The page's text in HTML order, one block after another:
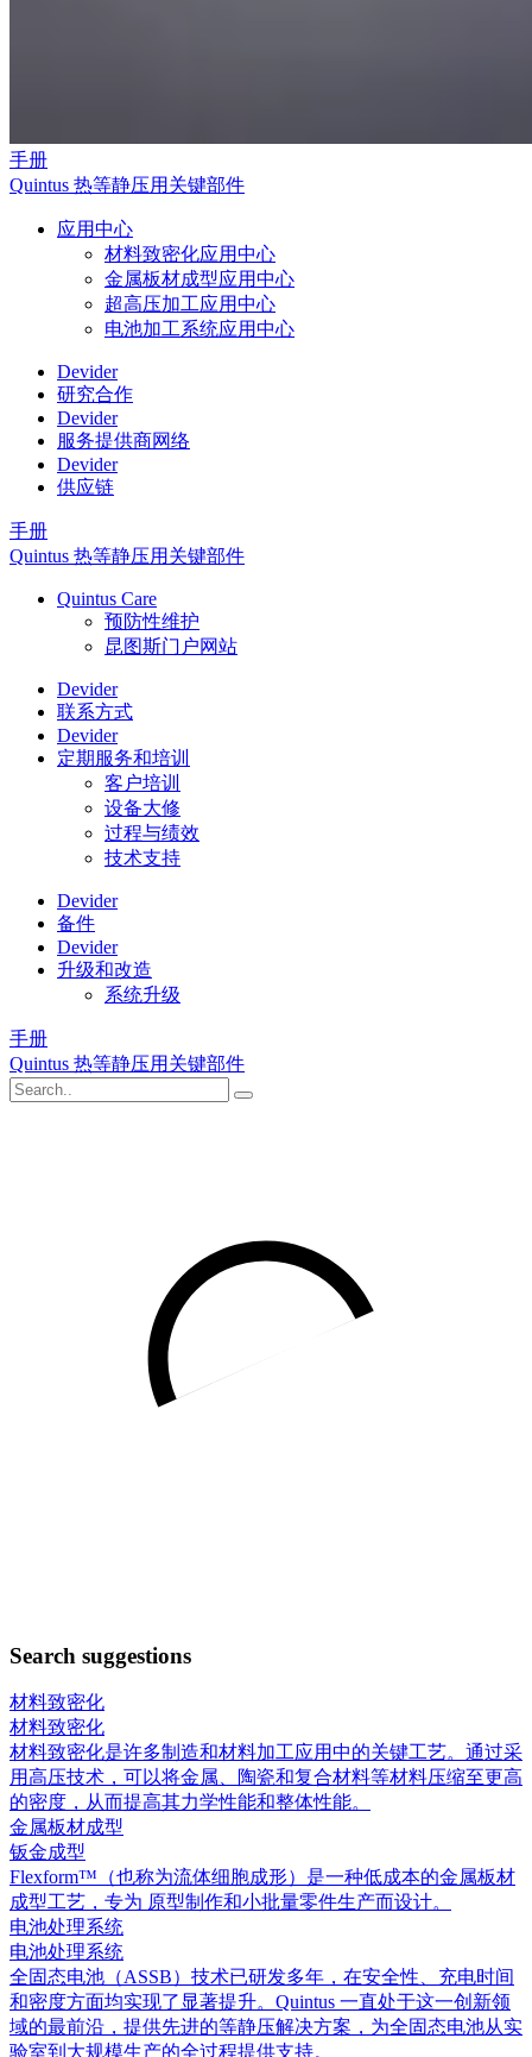
手册
Quintus 热等静压用关键部件
应用中心
材料致密化应用中心
金属板材成型应用中心
超高压加工应用中心
电池加工系统应用中心
Devider
研究合作
Devider
服务提供商网络
Devider
供应链
手册
Quintus 热等静压用关键部件
Quintus Care
预防性维护
昆图斯门户网站
Devider
联系方式
Devider
定期服务和培训
客户培训
设备大修
过程与绩效
技术支持
Devider
备件
Devider
升级和改造
系统升级
手册
Quintus 热等静压用关键部件
Search suggestions
材料致密化
材料致密化
材料致密化是许多制造和材料加工应用中的关键工艺。通过采
用高压技术，可以将金属、陶瓷和复合材料等材料压缩至更高
的密度，从而提高其力学性能和整体性能。
金属板材成型
钣金成型
Flexform™（也称为流体细胞成形）是一种低成本的金属板材
成型工艺，专为 原型制作和小批量零件生产而设计。
电池处理系统
电池处理系统
全固态电池（ASSB）技术已研发多年，在安全性、充电时间
和密度方面均实现了显著提升。Quintus 一直处于这一创新领
域的最前沿，提供先进的等静压解决方案，为全固态电池从实
验室到大规模生产的全过程提供支持。